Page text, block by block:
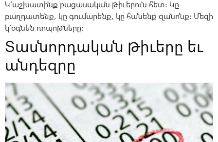
Կ’աշխատինք բացասական թիւերուն հետ: Կը
բաղդատենք, կը գումարենք, կը հանենք զանոնք: Մեզի
կ’օգնեն ռոպոթները:
Տասնորդական թիւերը եւ
անդեզրը